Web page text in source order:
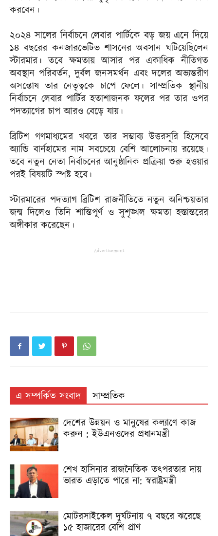
করবেন।
২০২৪ সালের নির্বাচনে লেবার পার্টিকে বড় জয় এনে দিয়ে
১৪ বছরের কনজারভেটিভ শাসনের অবসান ঘটিয়েছিলেন
স্টারমার। তবে ক্ষমতায় আসার পর একাধিক নীতিগত
অবস্থান পরিবর্তন, দুর্বল জনসমর্থন এবং দলের অভ্যন্তরীণ
অসন্তোষ তার নেতৃত্বকে চাপে ফেলে। সাম্প্রতিক স্থানীয়
নির্বাচনে লেবার পার্টির হতাশাজনক ফলের পর তার ওপর
পদত্যাগের চাপ আরও বেড়ে যায়।
ব্রিটিশ গণমাধ্যমের খবরে তার সম্ভাব্য উত্তরসূরি হিসেবে
অ্যান্ডি বার্নহামের নাম সবচেয়ে বেশি আলোচনায় রয়েছে।
তবে নতুন নেতা নির্বাচনের আনুষ্ঠানিক প্রক্রিয়া শুরু হওয়ার
পরই বিষয়টি স্পষ্ট হবে।
স্টারমারের পদত্যাগ ব্রিটিশ রাজনীতিতে নতুন অনিশ্চয়তার
জন্ম দিলেও তিনি শান্তিপূর্ণ ও সুশৃঙ্খল ক্ষমতা হস্তান্তরের
অঙ্গীকার করেছেন।
Advertisement
এ সম্পর্কিত সংবাদ
সাম্প্রতিক
দেশের উন্নয়ন ও মানুষের কল্যাণে কাজ
করুন : ইউএনওদের প্রধানমন্ত্রী
শেখ হাসিনার রাজনৈতিক তৎপরতার দায়
ভারত এড়াতে পারে না: স্বরাষ্ট্রমন্ত্রী
মোটরসাইকেল দুর্ঘটনায় ৭ বছরে ঝরেছে
১৫ হাজারের বেশি প্রাণ